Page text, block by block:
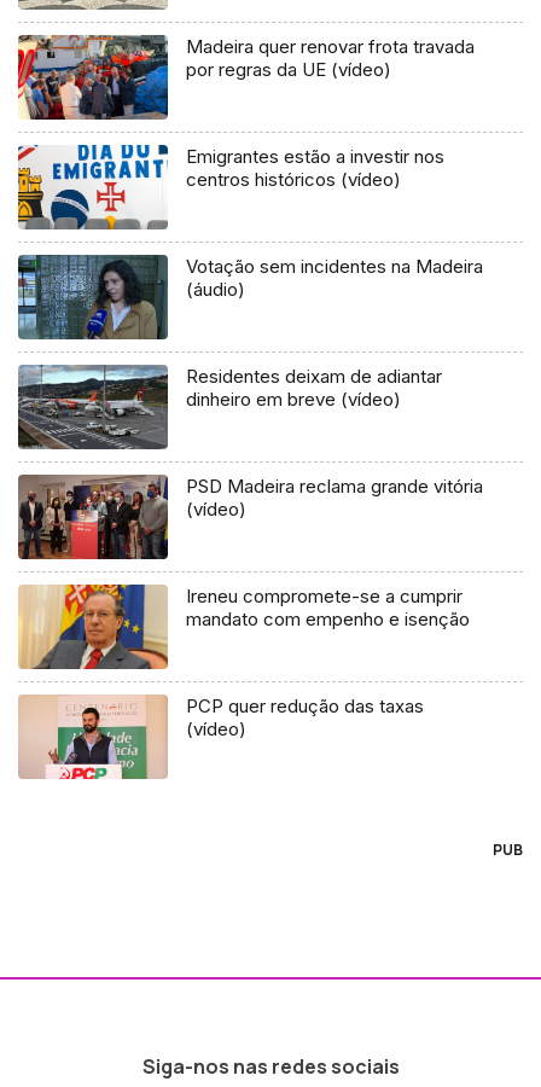
Madeira quer renovar frota travada
por regras da UE (vídeo)
Emigrantes estão a investir nos
centros históricos (vídeo)
Votação sem incidentes na Madeira
(áudio)
Residentes deixam de adiantar
dinheiro em breve (vídeo)
PSD Madeira reclama grande vitória
(vídeo)
Ireneu compromete-se a cumprir
mandato com empenho e isenção
PCP quer redução das taxas
(vídeo)
PUB
Siga-nos nas redes sociais